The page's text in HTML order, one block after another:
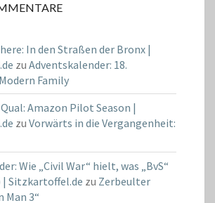
In den Straßen der Bronx |
zu Adventskalender: 18.
Family
Amazon Pilot Season |
zu Vorwärts in die Vergangenheit:
Wie „Civil War“ hielt, was „BvS“
Sitzkartoffel.de zu Zerbeulter
Man 3“